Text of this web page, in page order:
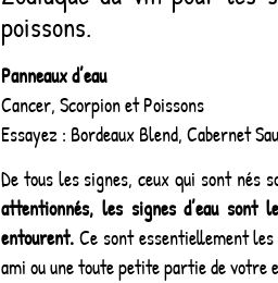
poissons.
Panneaux d’eau
Cancer, Scorpion et Poissons
Essayez : Bordeaux Blend, Cabernet
De tous les signes, ceux qui sont nés
attentionnés, les signes d’eau sont
entourent. Ce sont essentiellement
ami ou une toute petite partie de votre